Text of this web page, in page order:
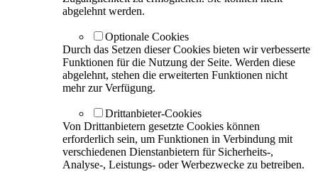
abgelehnt werden.
Optionale Cookies
Durch das Setzen dieser Cookies bieten wir verbesserte
Funktionen für die Nutzung der Seite. Werden diese
abgelehnt, stehen die erweiterten Funktionen nicht
mehr zur Verfügung.
Drittanbieter-Cookies
Von Drittanbietern gesetzte Cookies können
erforderlich sein, um Funktionen in Verbindung mit
verschiedenen Dienstanbietern für Sicherheits-,
Analyse-, Leistungs- oder Werbezwecke zu betreiben.